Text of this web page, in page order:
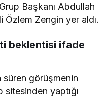
Başkanı Abdullah
Özlem Zengin yer aldı.
beklentisi ifade
görüşmenin
yaptığı